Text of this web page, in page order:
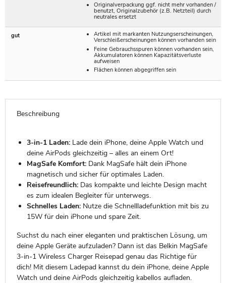
Originalverpackung ggf. nicht mehr vorhanden /
benutzt, Originalzubehör (z.B. Netzteil) durch
neutrales ersetzt
gut
Artikel mit markanten Nutzungserscheinungen,
Verschleißerscheinungen können vorhanden sein
Feine Gebrauchsspuren können vorhanden sein,
Akkumulatoren können Kapazitätsverluste
aufweisen
Flächen können abgegriffen sein
Beschreibung
3-in-1 Laden:Lade dein iPhone, deine Apple Watch und
deine AirPods gleichzeitig – alles an einem Ort!
MagSafe Komfort:Dank MagSafe hält dein iPhone
magnetisch und sicher für optimales Laden.
Reisefreundlich:Das kompakte und leichte Design macht
es zum idealen Begleiter für unterwegs.
Schnelles Laden:Nutze die Schnellladefunktion mit bis zu
15W für dein iPhone und spare Zeit.
Suchst du nach einer eleganten und praktischen Lösung, um
deine Apple Geräte aufzuladen? Dann ist das Belkin MagSafe
3-in-1 Wireless Charger Reisepad genau das Richtige für
dich! Mit diesem Ladepad kannst du dein iPhone, deine Apple
Watch und deine AirPods gleichzeitig kabellos aufladen.